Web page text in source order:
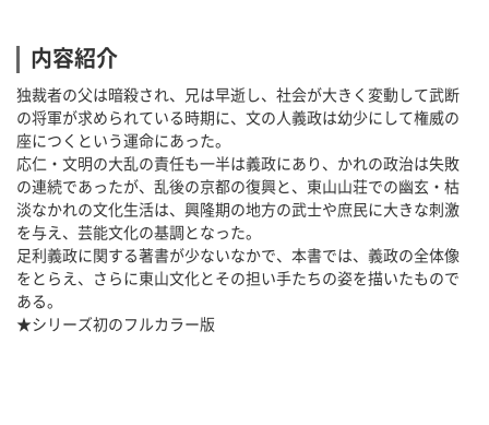
内容紹介
独裁者の父は暗殺され、兄は早逝し、社会が大きく変動して武断
の将軍が求められている時期に、文の人義政は幼少にして権威の
座につくという運命にあった。
応仁・文明の大乱の責任も一半は義政にあり、かれの政治は失敗
の連続であったが、乱後の京都の復興と、東山山荘での幽玄・枯
淡なかれの文化生活は、興隆期の地方の武士や庶民に大きな刺激
を与え、芸能文化の基調となった。
足利義政に関する著書が少ないなかで、本書では、義政の全体像
をとらえ、さらに東山文化とその担い手たちの姿を描いたもので
ある。
★シリーズ初のフルカラー版